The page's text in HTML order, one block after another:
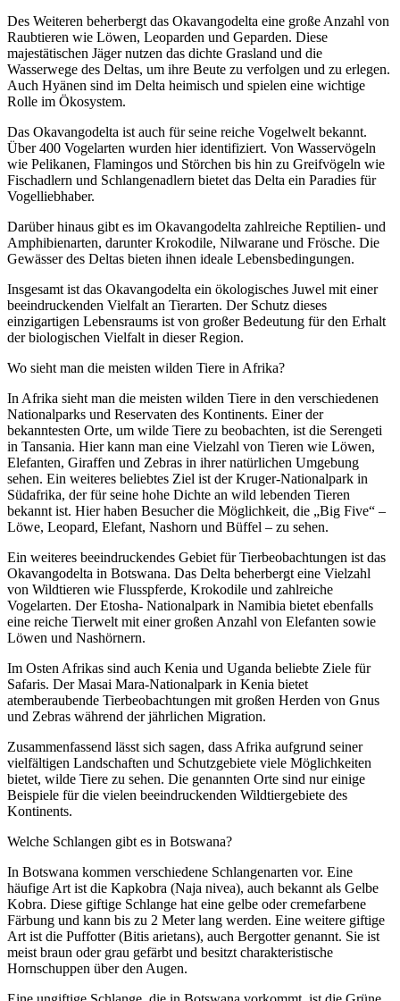
Des Weiteren beherbergt das Okavangodelta eine große Anzahl von
Raubtieren wie Löwen, Leoparden und Geparden. Diese
majestätischen Jäger nutzen das dichte Grasland und die
Wasserwege des Deltas, um ihre Beute zu verfolgen und zu erlegen.
Auch Hyänen sind im Delta heimisch und spielen eine wichtige
Rolle im Ökosystem.
Das Okavangodelta ist auch für seine reiche Vogelwelt bekannt.
Über 400 Vogelarten wurden hier identifiziert. Von Wasservögeln
wie Pelikanen, Flamingos und Störchen bis hin zu Greifvögeln wie
Fischadlern und Schlangenadlern bietet das Delta ein Paradies für
Vogelliebhaber.
Darüber hinaus gibt es im Okavangodelta zahlreiche Reptilien- und
Amphibienarten, darunter Krokodile, Nilwarane und Frösche. Die
Gewässer des Deltas bieten ihnen ideale Lebensbedingungen.
Insgesamt ist das Okavangodelta ein ökologisches Juwel mit einer
beeindruckenden Vielfalt an Tierarten. Der Schutz dieses
einzigartigen Lebensraums ist von großer Bedeutung für den Erhalt
der biologischen Vielfalt in dieser Region.
Wo sieht man die meisten wilden Tiere in Afrika?
In Afrika sieht man die meisten wilden Tiere in den verschiedenen
Nationalparks und Reservaten des Kontinents. Einer der
bekanntesten Orte, um wilde Tiere zu beobachten, ist die Serengeti
in Tansania. Hier kann man eine Vielzahl von Tieren wie Löwen,
Elefanten, Giraffen und Zebras in ihrer natürlichen Umgebung
sehen. Ein weiteres beliebtes Ziel ist der Kruger-Nationalpark in
Südafrika, der für seine hohe Dichte an wild lebenden Tieren
bekannt ist. Hier haben Besucher die Möglichkeit, die „Big Five“ –
Löwe, Leopard, Elefant, Nashorn und Büffel – zu sehen.
Ein weiteres beeindruckendes Gebiet für Tierbeobachtungen ist das
Okavangodelta in Botswana. Das Delta beherbergt eine Vielzahl
von Wildtieren wie Flusspferde, Krokodile und zahlreiche
Vogelarten. Der Etosha- Nationalpark in Namibia bietet ebenfalls
eine reiche Tierwelt mit einer großen Anzahl von Elefanten sowie
Löwen und Nashörnern.
Im Osten Afrikas sind auch Kenia und Uganda beliebte Ziele für
Safaris. Der Masai Mara-Nationalpark in Kenia bietet
atemberaubende Tierbeobachtungen mit großen Herden von Gnus
und Zebras während der jährlichen Migration.
Zusammenfassend lässt sich sagen, dass Afrika aufgrund seiner
vielfältigen Landschaften und Schutzgebiete viele Möglichkeiten
bietet, wilde Tiere zu sehen. Die genannten Orte sind nur einige
Beispiele für die vielen beeindruckenden Wildtiergebiete des
Kontinents.
Welche Schlangen gibt es in Botswana?
In Botswana kommen verschiedene Schlangenarten vor. Eine
häufige Art ist die Kapkobra (Naja nivea), auch bekannt als Gelbe
Kobra. Diese giftige Schlange hat eine gelbe oder cremefarbene
Färbung und kann bis zu 2 Meter lang werden. Eine weitere giftige
Art ist die Puffotter (Bitis arietans), auch Bergotter genannt. Sie ist
meist braun oder grau gefärbt und besitzt charakteristische
Hornschuppen über den Augen.